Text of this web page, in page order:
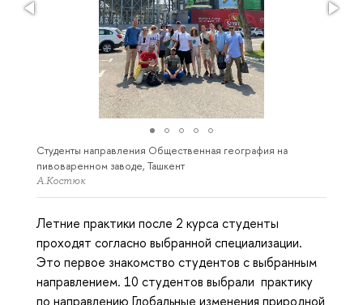
Студенты направления Общественная география на
пивоваренном заводе, Ташкент
А.Костюк
Летние практики после 2 курса студенты
проходят согласно выбранной специализации.
Это первое знакомство студентов с выбранным
направлением. 10 студентов выбрали практику
по направлению Глобальные изменения природной